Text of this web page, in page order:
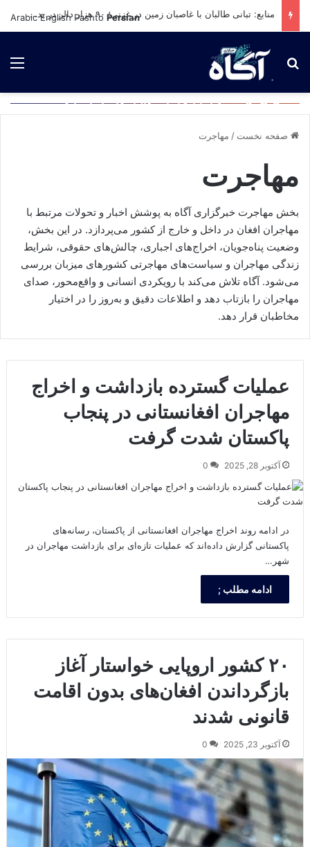
طالبان در هرات؛بازداشت زنان و مطالبه تا ۲۰ هزار افغانی برای آزادی
برای جستجو
بازداشت نزدیک به ۲۰ هزار پناهجوی افغان در ترکیه؛
مرگ در مسیر اروپا؛ کارمند پیشین کمیسیون حقوق
گفت‌وگوی محرمانه لندن و طالبان بر سر اخراج
صفحه نخست / مهاجرت
مهاجرت
بخش مهاجرت خبرگزاری آگاه به پوشش اخبار و تحولات مرتبط با
مهاجران افغان در داخل و خارج از کشور می‌پردازد. در این بخش،
وضعیت پناه‌جویان، اخراج‌های اجباری، چالش‌های حقوقی، شرایط
زندگی مهاجران و سیاست‌های مهاجرتی کشورهای میزبان بررسی
می‌شود. آگاه تلاش می‌کند با رویکردی انسانی و واقع‌محور، صدای
مهاجران را بازتاب دهد و اطلاعات دقیق و به‌روز را در اختیار
مخاطبان قرار دهد.
عملیات گسترده بازداشت و اخراج
مهاجران افغانستانی در پنجاب
پاکستان شدت گرفت
آکتوبر 28, 2025 0
در ادامه روند اخراج مهاجران افغانستانی از پاکستان، رسانه‌های
پاکستانی گزارش داده‌اند که عملیات تازه‌ای برای بازداشت مهاجران در
شهر…
ادامه مطلب ;
۲۰ کشور اروپایی خواستار آغاز
بازگرداندن افغان‌های بدون اقامت
قانونی شدند
آکتوبر 23, 2025 0
Arabic English Pashto Persian